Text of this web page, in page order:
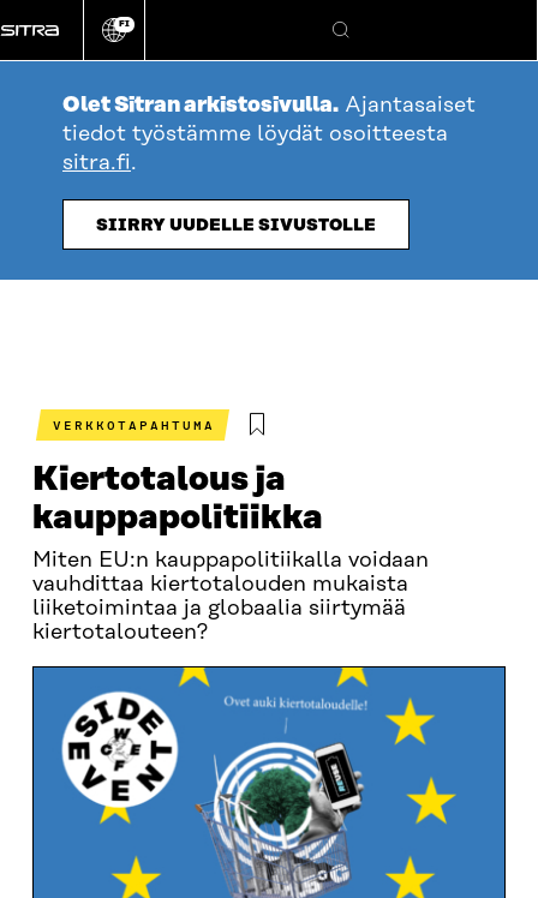
suoraan
sisältöön
Vaihda
kieli
FI
Hae
Olet Sitran arkistosivulla. Ajantasaiset
tiedot työstämme löydät osoitteesta
sitra.fi.
SIIRRY UUDELLE SIVUSTOLLE
VERKKOTAPAHTUMA
Kiertotalous ja
kauppapolitiikka
Miten EU:n kauppapolitiikalla voidaan
vauhdittaa kiertotalouden mukaista
liiketoimintaa ja globaalia siirtymää
kiertotalouteen?